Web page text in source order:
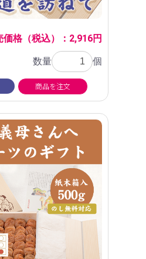
価格（税込）：2,916円
数量 個
商品を注文